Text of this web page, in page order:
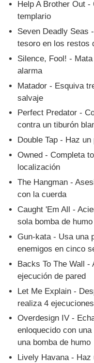
Help A Brother Out
templario
Seven Deadly Seas
tesoro en los restos
Silence, Fool! -
alarma
Matador - Esquiva
salvaje
Perfect Predator -
contra un tiburón
Double Tap - Haz
Owned - Completa
localización
The Hangman -
con la cuerda
Caught 'Em All -
sola bomba de humo
Gun-kata - Usa una
enemigos en cinco
Backs To The Wall -
ejecución de pared
Let Me Explain -
realiza 4 ejecuciones
Overdesign IV -
enloquecido con
una bomba de humo
Lively Havana -